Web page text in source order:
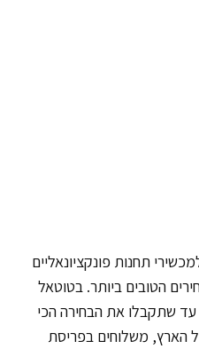
תחנות פונקציונאליים
הטובים ביותר. בטוטאל
עד שתקבלו את הבחירה הכי
הארץ, משלוחים בפריסת